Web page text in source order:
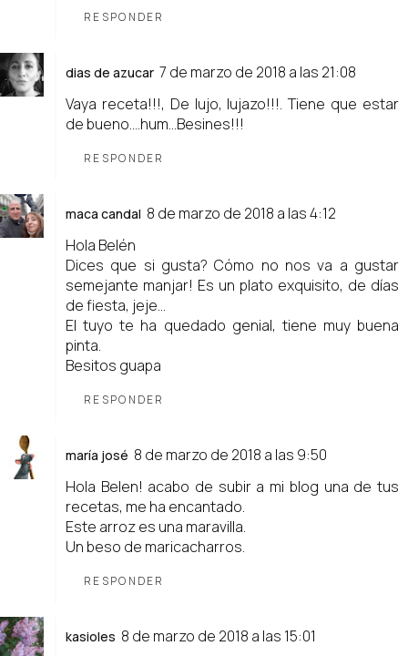
RESPONDER
dias de azucar 7 de marzo de 2018 a las 21:08
Vaya receta!!!, De lujo, lujazo!!!. Tiene que estar
de bueno....hum...Besines!!!
RESPONDER
maca candal 8 de marzo de 2018 a las 4:12
Hola Belén
Dices que si gusta? Cómo no nos va a gustar
semejante manjar! Es un plato exquisito, de días
de fiesta, jeje...
El tuyo te ha quedado genial, tiene muy buena
pinta.
Besitos guapa
RESPONDER
maría josé 8 de marzo de 2018 a las 9:50
Hola Belen! acabo de subir a mi blog una de tus
recetas, me ha encantado.
Este arroz es una maravilla.
Un beso de maricacharros.
RESPONDER
kasioles 8 de marzo de 2018 a las 15:01